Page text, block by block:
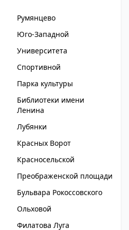
Румянцево
Юго-Западной
Университета
Спортивной
Парка культуры
Библиотеки имени
Ленина
Лубянки
Красных Ворот
Красносельской
Преображенской площади
Бульвара Рокоссовского
Ольховой
Филатова Луга